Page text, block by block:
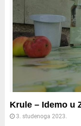
Krule – Idemo u
3. studenoga 2023.